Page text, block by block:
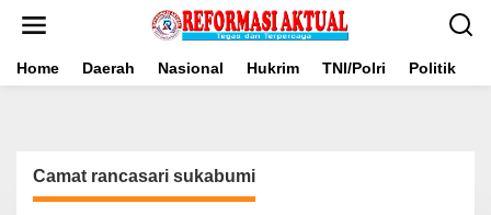
Home Daerah Nasional Hukrim TNI/Polri Politik
Camat rancasari sukabumi